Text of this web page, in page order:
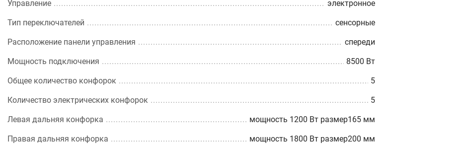
Управление электронное
Тип переключателей сенсорные
Расположение панели управления спереди
Мощность подключения 8500 Вт
Общее количество конфорок 5
Количество электрических конфорок 5
Левая дальняя конфорка мощность 1200 Вт размер165 мм
Правая дальняя конфорка мощность 1800 Вт размер200 мм